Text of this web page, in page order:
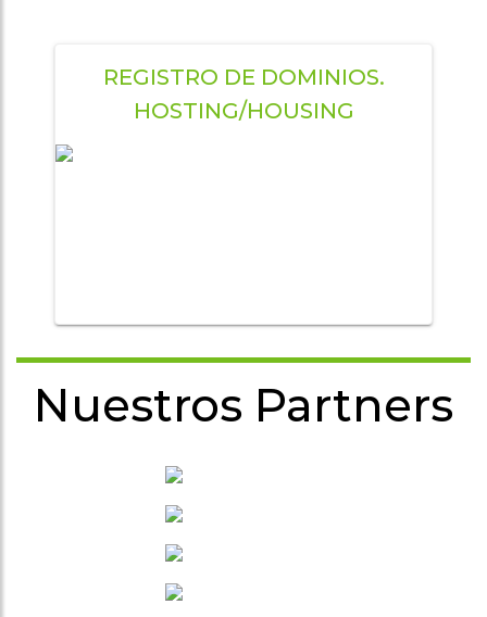
REGISTRO DE DOMINIOS.
HOSTING/HOUSING
Nuestros Partners